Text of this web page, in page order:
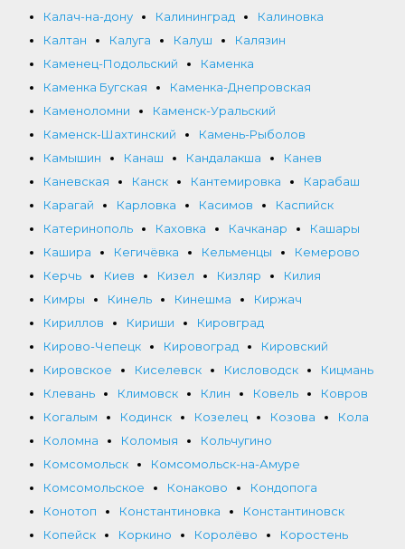
Калач-на-дону
Калининград
Калиновка
Калтан
Калуга Калуш
Калязин
Каменец-Подольский
Каменка
Каменка Бугская
Каменка-Днепровская
Каменоломни
Каменск-Уральский
Каменск-Шахтинский
Камень-Рыболов
Камышин
Канаш Кандалакша
Канев
Каневская
Канск Кантемировка
Карабаш
Карагай
Карловка Касимов
Каспийск
Катеринополь
Каховка Качканар
Кашары
Кашира
Кегичёвка Кельменцы
Кемерово
Керчь
Киев Кизел Кизляр
Килия
Кимры
Кинель Кинешма
Киржач
Кириллов
Кириши
Кировград
Кирово-Чепецк
Кировоград
Кировский
Кировское
Киселевск Кисловодск
Кицмань
Клевань
Климовск Клин Ковель
Ковров
Когалым
Кодинск Козелец Козова
Кола
Коломна
Коломыя
Кольчугино
Комсомольск
Комсомольск-на-Амуре
Комсомольское
Конаково
Кондопога
Конотоп
Константиновка
Константиновск
Копейск
Коркино Королёво
Коростень